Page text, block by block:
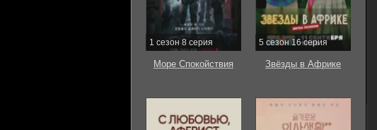
1 сезон 8 серия
Море Спокойствия
5 сезон 16 серия
Звёзды в Африке